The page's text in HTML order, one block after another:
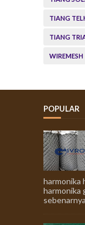
TIANG
TIANG
WIREMESH
POPULAR
harmonika
harmonika